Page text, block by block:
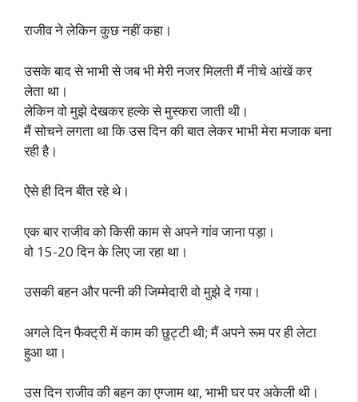
राजीव ने लेकिन कुछ नहीं कहा।
उसके बाद से भाभी से जब भी मेरी नजर मिलती मैं नीचे आंखें कर
लेता था।
लेकिन वो मुझे देखकर हल्के से मुस्करा जाती थी।
मैं सोचने लगता था कि उस दिन की बात लेकर भाभी मेरा मजाक बना
रही है।
ऐसे ही दिन बीत रहे थे।
एक बार राजीव को किसी काम से अपने गांव जाना पड़ा।
वो 15-20 दिन के लिए जा रहा था।
उसकी बहन और पत्नी की जिम्मेदारी वो मुझे दे गया।
अगले दिन फैक्ट्री में काम की छुट्टी थी; मैं अपने रूम पर ही लेटा
हुआ था।
उस दिन राजीव की बहन का एग्जाम था, भाभी घर पर अकेली थी।